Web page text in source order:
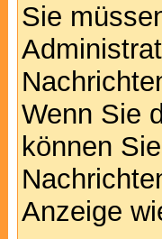
Sie
Wenn Sie
können
Anzeige